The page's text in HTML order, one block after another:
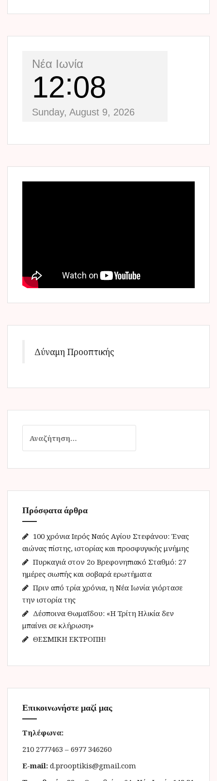
Νέα Ιωνία
12 08
Sunday, August 9, 2026
Δύναμη Προοπτικής
α
τ
σ
η
γ
ι
α
Πρόσφατα άρθρα
100 χρόνια Ιερός Ναός Αγίου Στεφάνου: Ένας
αιώνας πίστης, ιστορίας και προσφυγικής μνήμης
Πυρκαγιά στον 2ο Βρεφονηπιακό Σταθμό: 27
ημέρες σιωπής και σοβαρά ερωτήματα
Πριν από τρία χρόνια, η Νέα Ιωνία γιόρτασε
την ιστορία της
Δέσποινα Θωμαΐδου: «Η Τρίτη Ηλικία δεν
μπαίνει σε κλήρωση»
ΘΕΣΜΙΚΗ ΕΚΤΡΟΠΗ!
Επικοινωνήστε μαζί μας
Τηλέφωνα:
210 2777463 – 6977 346260
E-mail: d.prooptikis@gmail.com